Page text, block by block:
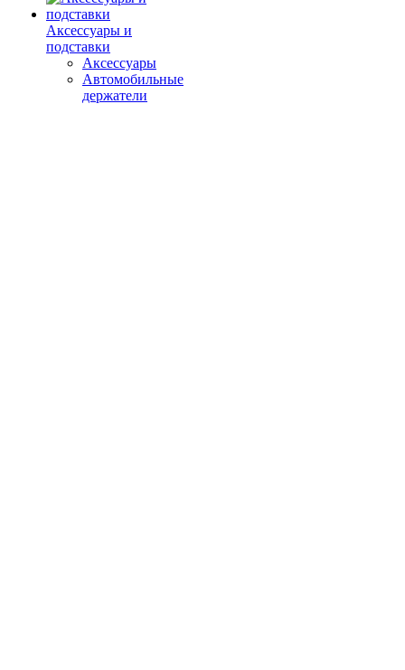
Аксессуары и
подставки
Аксессуары
Автомобильные
держатели